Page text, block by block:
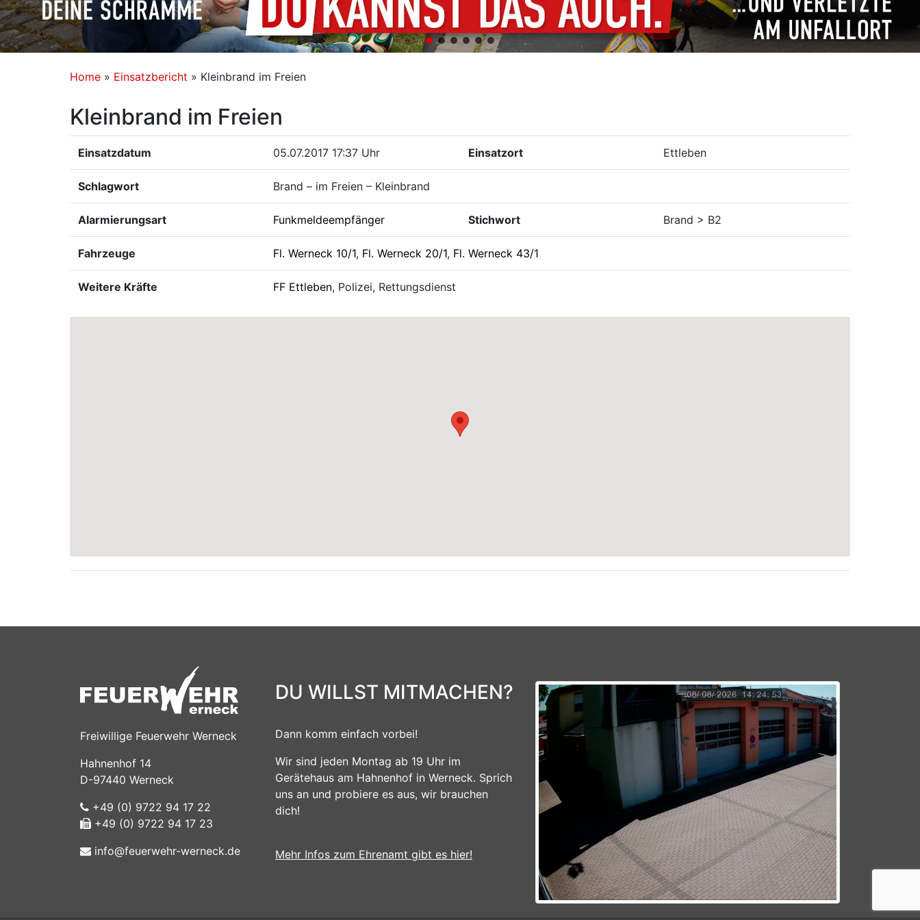
Home » Einsatzbericht » Kleinbrand im Freien
Kleinbrand im Freien
Einsatzdatum 05.07.2017 17:37 Uhr Einsatzort Ettleben
Schlagwort Brand – im Freien – Kleinbrand
Alarmierungsart Funkmeldeempfänger Stichwort Brand > B2
Fahrzeuge Fl. Werneck 10/1, Fl. Werneck 20/1, Fl. Werneck 43/1
Weitere Kräfte FF Ettleben, Polizei, Rettungsdienst
Freiwillige Feuerwehr Werneck
Hahnenhof 14
D-97440 Werneck
+49 (0) 9722 94 17 22
+49 (0) 9722 94 17 23
info@feuerwehr-werneck.de
DU WILLST MITMACHEN?
Dann komm einfach vorbei!
Wir sind jeden Montag ab 19 Uhr im
Gerätehaus am Hahnenhof in Werneck. Sprich
uns an und probiere es aus, wir brauchen
dich!
Mehr Infos zum Ehrenamt gibt es hier!